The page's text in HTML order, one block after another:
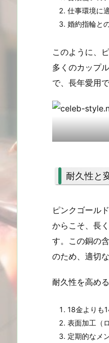
仕事環境に
婚約指輪と
このように、
多くのカップ
で、長年愛用
耐久性と
ピンクゴール
からこそ、長
す。この銅の
のため、適切
耐久性を高め
18金よりも
表面加工（
定期的なメ